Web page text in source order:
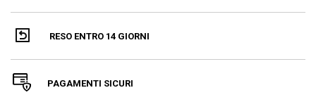
RESO ENTRO 14 GIORNI
PAGAMENTI SICURI